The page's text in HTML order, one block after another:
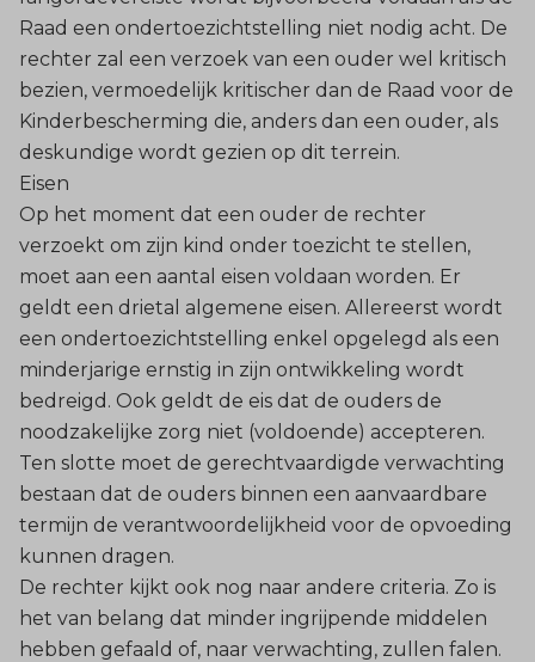
Raad een ondertoezichtstelling niet nodig acht. De
rechter zal een verzoek van een ouder wel kritisch
bezien, vermoedelijk kritischer dan de Raad voor de
Kinderbescherming die, anders dan een ouder, als
deskundige wordt gezien op dit terrein.
Eisen
Op het moment dat een ouder de rechter
verzoekt om zijn kind onder toezicht te stellen,
moet aan een aantal eisen voldaan worden. Er
geldt een drietal algemene eisen. Allereerst wordt
een ondertoezichtstelling enkel opgelegd als een
minderjarige ernstig in zijn ontwikkeling wordt
bedreigd. Ook geldt de eis dat de ouders de
noodzakelijke zorg niet (voldoende) accepteren.
Ten slotte moet de gerechtvaardigde verwachting
bestaan dat de ouders binnen een aanvaardbare
termijn de verantwoordelijkheid voor de opvoeding
kunnen dragen.
De rechter kijkt ook nog naar andere criteria. Zo is
het van belang dat minder ingrijpende middelen
hebben gefaald of, naar verwachting, zullen falen.